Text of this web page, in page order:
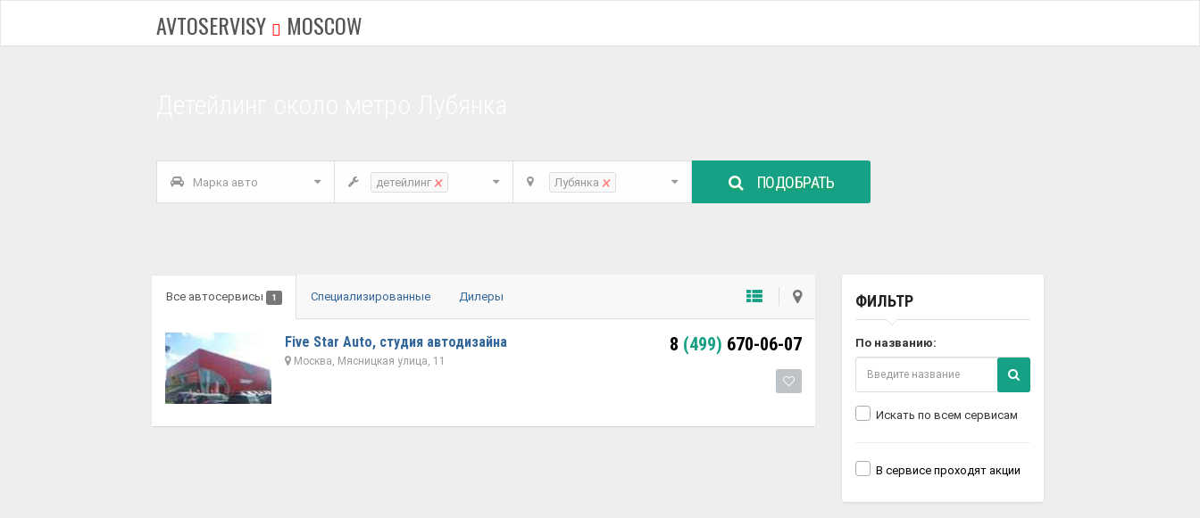
AVTOSERVISY MOSCOW
Марка авто детейлинг × Лубянка × ПОДОБРАТЬ
Все автосервисы 1 Специализированные Дилеры
Five Star Auto, студия автодизайна
Москва, Мясницкая улица, 11
8 (499) 670-06-07
ФИЛЬТР
По названию:
Искать по всем сервисам
В сервисе проходят акции